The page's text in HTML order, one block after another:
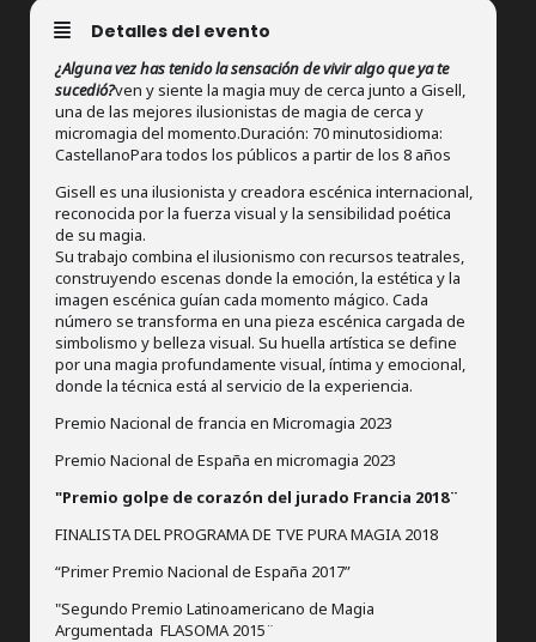
Detalles del evento
¿Alguna vez has tenido la sensación de vivir algo que ya te
sucedió?ven y siente la magia muy de cerca junto a Gisell,
una de las mejores ilusionistas de magia de cerca y
micromagia del momento.Duración: 70 minutosidioma:
CastellanoPara todos los públicos a partir de los 8 años
Gisell es una ilusionista y creadora escénica internacional,
reconocida por la fuerza visual y la sensibilidad poética
de su magia.
Su trabajo combina el ilusionismo con recursos teatrales,
construyendo escenas donde la emoción, la estética y la
imagen escénica guían cada momento mágico. Cada
número se transforma en una pieza escénica cargada de
simbolismo y belleza visual. Su huella artística se define
por una magia profundamente visual, íntima y emocional,
donde la técnica está al servicio de la experiencia.
Premio Nacional de francia en Micromagia 2023
Premio Nacional de España en micromagia 2023
"Premio golpe de corazón del jurado Francia 2018¨
FINALISTA DEL PROGRAMA DE TVE PURA MAGIA 2018
“Primer Premio Nacional de España 2017”
"Segundo Premio Latinoamericano de Magia
Argumentada FLASOMA 2015¨